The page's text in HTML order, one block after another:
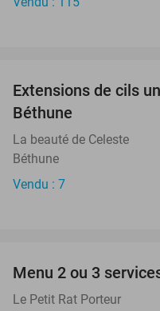
Extensions de cils
Béthune
La beauté de Celeste
Béthune
Vendu : 7
Menu 2 ou 3
Le Petit Rat Porteur